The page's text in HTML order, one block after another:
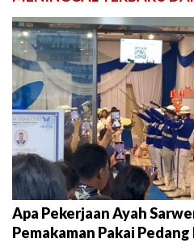
Apa Pekerjaan Ayah
Pemakaman Pakai